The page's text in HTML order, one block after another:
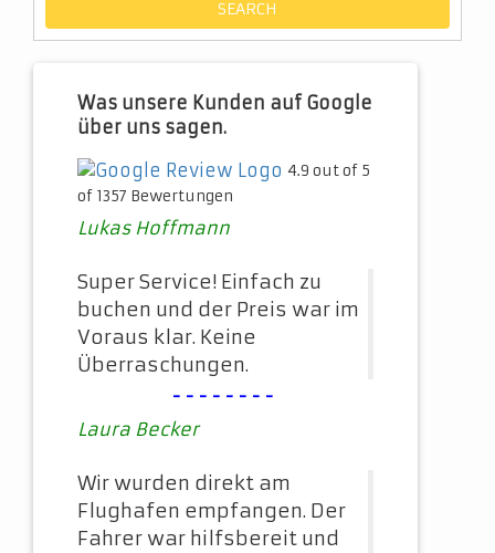
Was unsere Kunden auf Google
über uns sagen.
4.9 out of 5
of 1357 Bewertungen
Lukas Hoffmann
Super Service! Einfach zu
buchen und der Preis war im
Voraus klar. Keine
Überraschungen.
--------
Laura Becker
Wir wurden direkt am
Flughafen empfangen. Der
Fahrer war hilfsbereit und